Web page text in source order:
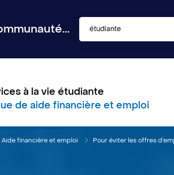
étudiante
à la vie étudiante
de aide financière et emploi
Aide financière et emploi Pour éviter les offres